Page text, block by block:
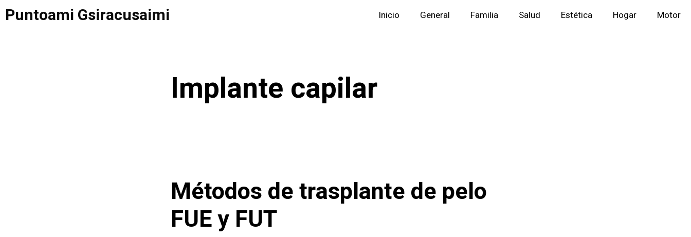
Saltar
alPuntoami Gsiracusaimi Inicio General Familia Salud Estética Hogar Motor
Implante capilar
Métodos de trasplante de pelo
FUE y FUT